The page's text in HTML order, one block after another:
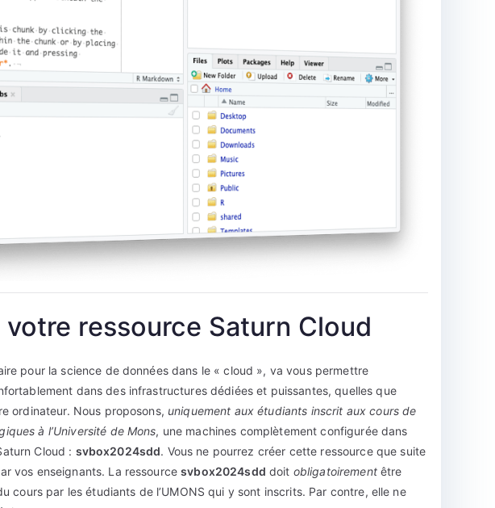
ressource Saturn Cloud
pour la science de données dans le « cloud », va vous permettre
dans des infrastructures dédiées et puissantes, quelles que
ordinateur. Nous proposons, uniquement aux étudiants inscrit aux cours de
à l’Université de Mons, une machines complètement configurée dans
Cloud : svbox2024sdd. Vous ne pourrez créer cette ressource que suite
vos enseignants. La ressourcesvbox2024sdd doit obligatoirementêtre
cours par les étudiants de l’UMONS qui y sont inscrits. Par contre, elle ne